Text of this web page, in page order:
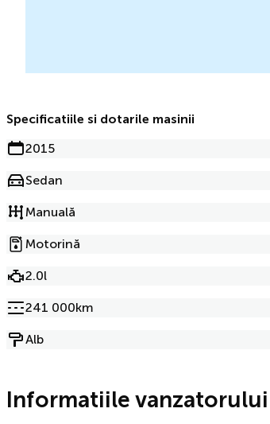
Specificatiile si dotarile masinii
2015
Sedan
Manuală
Motorină
2.0l
241 000km
Alb
Informatiile vanzatorului